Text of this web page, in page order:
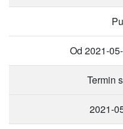
Od 2021-
Termin
2021-